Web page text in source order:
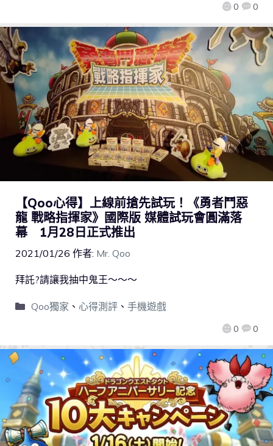
0 0
【Qoo心得】上線前搶先試玩！《勇者鬥惡
龍 戰略指揮家》國際版 媒體試玩會圓滿落
幕 1月28日正式推出
2021/01/26 作者: Mr. Qoo
0 0
拜託?請讓我抽中鬼王～～～
Qoo獨家 、 心得測評、 手機遊戲